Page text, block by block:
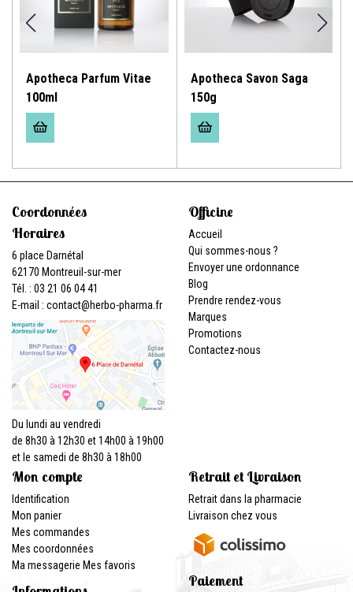
Apotheca Parfum Vitae
100ml
Apotheca Savon Saga
150g
Coordonnées
Horaires
6 place Darnétal
62170 Montreuil-sur-mer
Tél. : 03 21 06 04 41
E-mail : contact@herbo-pharma.fr
Du lundi au vendredi
de 8h30 à 12h30 et 14h00 à 19h00
et le samedi de 8h30 à 18h00
Officine
Accueil
Qui sommes-nous ?
Envoyer une ordonnance
Blog
Prendre rendez-vous
Marques
Promotions
Contactez-nous
Mon compte
Identification
Mon panier
Mes commandes
Mes coordonnées
Ma messagerie Mes favoris
Retrait et Livraison
Retrait dans la pharmacie
Livraison chez vous
Paiement